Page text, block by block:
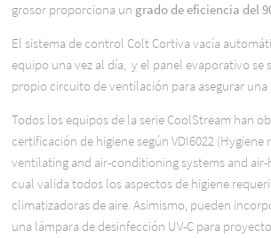
grosor proporciona un grado de eficiencia del
El sistema de control Colt Cortiva vacía
equipo una vez al día, y el panel evaporativo se
propio circuito de ventilación para asegurar una
Todos los equipos de la serie CoolStream han
certificación de higiene según VDI6022
ventilating and air-conditioning systems and
cual valida todos los aspectos de higiene
climatizadoras de aire. Asimismo, pueden
una lámpara de desinfección UV-C para